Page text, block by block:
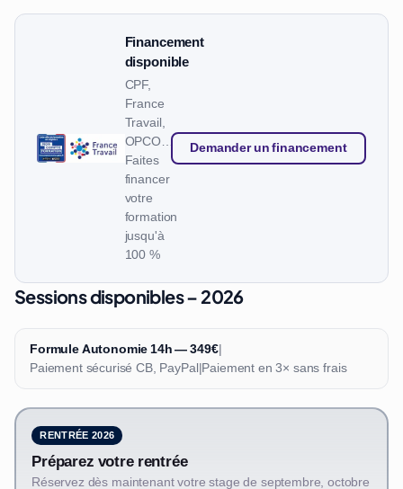
Financement
disponible
CPF,
France
Travail,
OPCO…
Faites
financer
votre
formation
jusqu'à
100 %
Demander un financement
Sessions disponibles – 2026
Formule Autonomie 14h — 349€|
Paiement sécurisé CB, PayPal|Paiement en 3× sans frais
RENTRÉE 2026
Préparez votre rentrée
Réservez dès maintenant votre stage de septembre, octobre